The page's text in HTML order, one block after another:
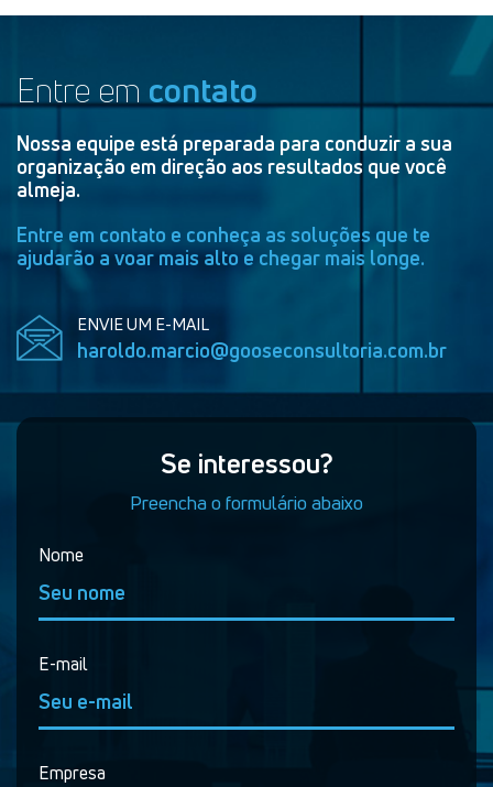
Entre emcontato
Nossa equipe está preparada para conduzir a sua
organização em direção aos resultados que você
almeja.
Entre em contato e conheça as soluções que te
ajudarão a voar mais alto e chegar mais longe.
ENVIE UM E-MAIL
haroldo.marcio@gooseconsultoria.com.br
Se interessou?
Preencha o formulário abaixo
Nome
E-mail
Empresa